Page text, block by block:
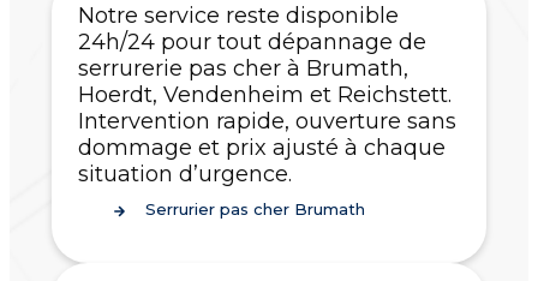
Notre service reste disponible
24h/24 pour tout dépannage de
serrurerie pas cher à Brumath,
Hoerdt, Vendenheim et Reichstett.
Intervention rapide, ouverture sans
dommage et prix ajusté à chaque
situation d’urgence.
Serrurier pas cher Brumath